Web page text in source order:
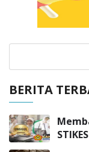
BERITA